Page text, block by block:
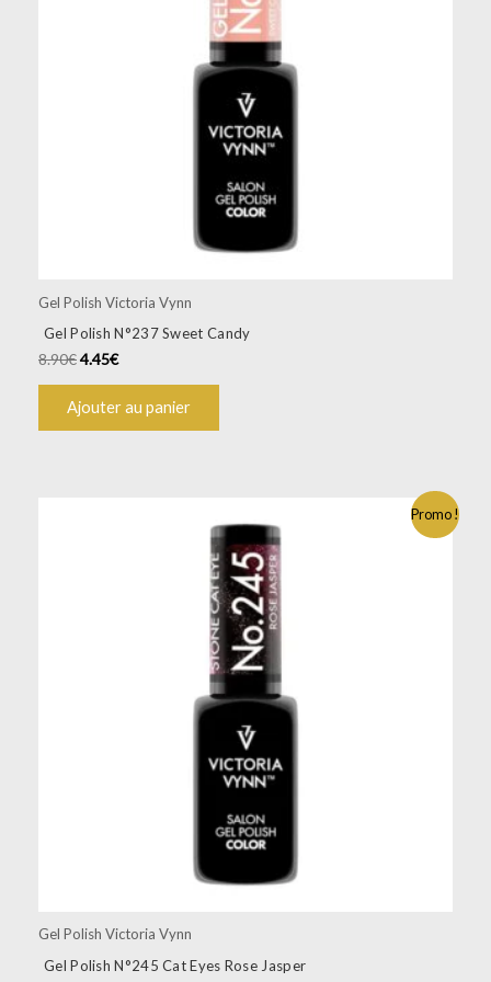
Gel Polish Victoria Vynn
Gel Polish N°237 Sweet Candy
8.90€4.45€
Ajouter au panier
Promo !
Gel Polish Victoria Vynn
Gel Polish N°245 Cat Eyes Rose Jasper